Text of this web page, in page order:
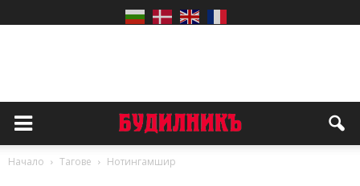
Начало Тагове Нотингамшир